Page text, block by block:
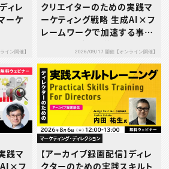
ィレ
ーケ
ン開催】
クリエイターのための実践マ
ーケティング戦略 生成AI×フ
レームワークで加速する事業
ース分析×生成AI ― 業界構
造を読み解き競争優位を築く
―
2026/09/17 開催【オンライン開催】
践マ
AI×フ
マーケティング・ディレクション
【アーカイブ録画配信】ディレ
クターのための実践スキルト